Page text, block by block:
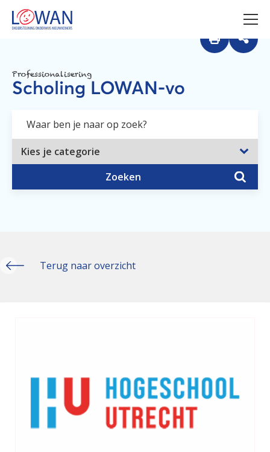
Professionalisering
Scholing LOWAN-vo
Zoeken
Terug naar overzicht